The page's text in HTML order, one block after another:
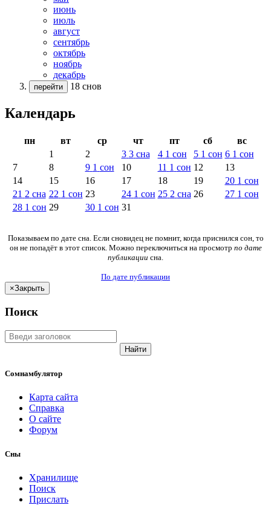
июнь
июль
август
сентябрь
октябрь
ноябрь
декабрь
перейти 18 снов
Календарь
пн вт ср чт пт сб
вс
1
2 3 3 сна 4 1 сон 5 1 сон 6 1 сон
7
8 9 1 сон 10 11 1 сон 12
13
14
15 16 17 18 19 20 1 сон
21 2 сна 22 1 сон 23 24 1 сон 25 2 сна 26 27 1 сон
28 1 сон 29 30 1 сон 31
Показываем по дате сна. Если сновидец не помнит, когда приснился сон, то
он не попадёт в этот список. Можно переключиться на просмотр по дате
публикации сна.
По дате публикации
×Закрыть
Поиск
Найти
Сомнамбулятор
Карта сайта
Справка
О сайте
Форум
Сны
Хранилище
Поиск
Прислать